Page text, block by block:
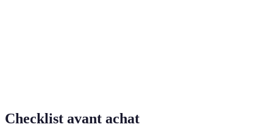
Checklist avant achat